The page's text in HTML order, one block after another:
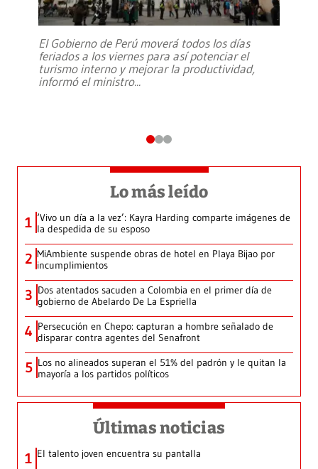
El Gobierno de Perú moverá todos los días
feriados a los viernes para así potenciar el
turismo interno y mejorar la productividad,
informó el ministro...
Lo más leído
1 ‘Vivo un día a la vez’: Kayra Harding comparte imágenes de
la despedida de su esposo
2 MiAmbiente suspende obras de hotel en Playa Bijao por
incumplimientos
3 Dos atentados sacuden a Colombia en el primer día de
gobierno de Abelardo De La Espriella
4 Persecución en Chepo: capturan a hombre señalado de
disparar contra agentes del Senafront
5 Los no alineados superan el 51% del padrón y le quitan la
mayoría a los partidos políticos
Últimas noticias
1 El talento joven encuentra su pantalla​